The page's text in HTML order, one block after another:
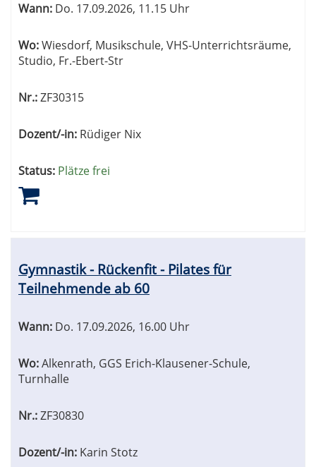
Wann: Do. 17.09.2026, 11.15 Uhr
Wo:Wiesdorf, Musikschule, VHS-Unterrichtsräume,
Studio, Fr.-Ebert-Str
Nr.:ZF30315
Dozent/-in: Rüdiger Nix
Status: Plätze frei
Gymnastik - Rückenfit - Pilates für
Teilnehmende ab 60
Wann: Do. 17.09.2026, 16.00 Uhr
Wo:Alkenrath, GGS Erich-Klausener-Schule,
Turnhalle
Nr.:ZF30830
Dozent/-in: Karin Stotz